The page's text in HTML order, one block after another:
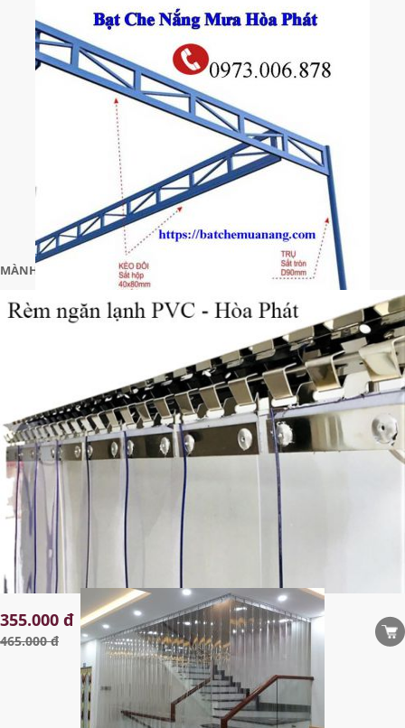
MÀNH RÈM NHƯA PVC NGĂN BỤI BẨN VÀ CÔN TRÙNG
355.000 đ
465.000 đ
MÀNH RÈM NHỰA PVC NGĂN LẠNH TRONG SUỐT